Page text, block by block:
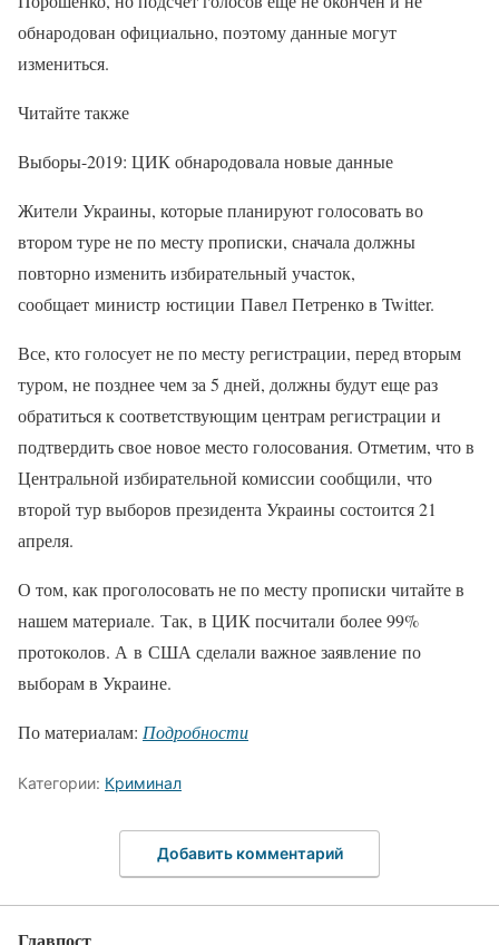
обнародован официально, поэтому данные могут
измениться.
Читайте также
Выборы-2019: ЦИК обнародовала новые данные
Жители Украины, которые планируют голосовать во
втором туре не по месту прописки, сначала должны
повторно изменить избирательный участок,
сообщает министр юстиции Павел Петренко в Twitter.
Все, кто голосует не по месту регистрации, перед вторым
туром, не позднее чем за 5 дней, должны будут еще раз
обратиться к соответствующим центрам регистрации и
подтвердить свое новое место голосования. Отметим, что в
Центральной избирательной комиссии сообщили, что
второй тур выборов президента Украины состоится 21
апреля.
О том, как проголосовать не по месту прописки читайте в
нашем материале. Так, в ЦИК посчитали более 99%
протоколов. А в США сделали важное заявление по
выборам в Украине.
По материалам: Подробности
Категории: Криминал
Добавить комментарий
Главпост